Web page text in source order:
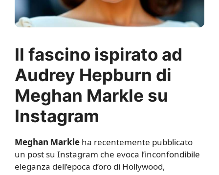
Il fascino ispirato ad
Audrey Hepburn di
Meghan Markle su
Instagram
Meghan Markle ha recentemente pubblicato
un post su Instagram che evoca l’inconfondibile
eleganza dell’epoca d’oro di Hollywood,